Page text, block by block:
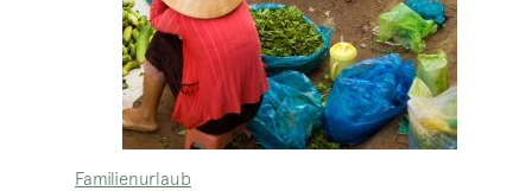
Familienurlaub